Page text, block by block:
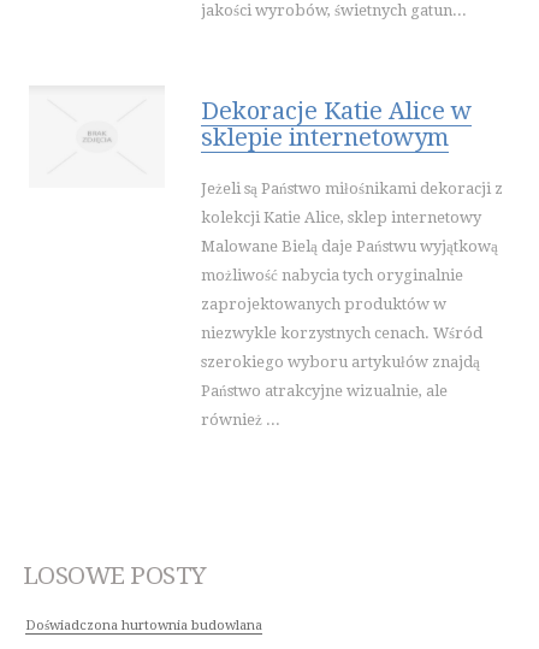
jakości wyrobów, świetnych gatun...
Dekoracje Katie Alice w
sklepie internetowym
Jeżeli są Państwo miłośnikami dekoracji z
kolekcji Katie Alice, sklep internetowy
Malowane Bielą daje Państwu wyjątkową
możliwość nabycia tych oryginalnie
zaprojektowanych produktów w
niezwykle korzystnych cenach. Wśród
szerokiego wyboru artykułów znajdą
Państwo atrakcyjne wizualnie, ale
również ...
LOSOWE POSTY
Doświadczona hurtownia budowlana